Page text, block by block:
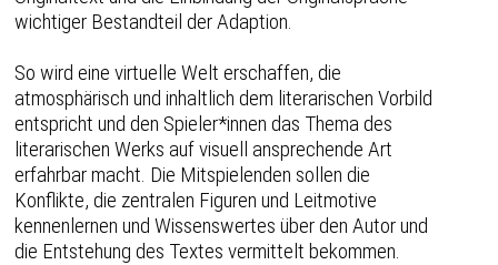
wichtiger Bestandteil der Adaption.
So wird eine virtuelle Welt erschaffen, die
atmosphärisch und inhaltlich dem literarischen Vorbild
entspricht und den Spieler*innen das Thema des
literarischen Werks auf visuell ansprechende Art
erfahrbar macht. Die Mitspielenden sollen die
Konflikte, die zentralen Figuren und Leitmotive
kennenlernen und Wissenswertes über den Autor und
die Entstehung des Textes vermittelt bekommen.